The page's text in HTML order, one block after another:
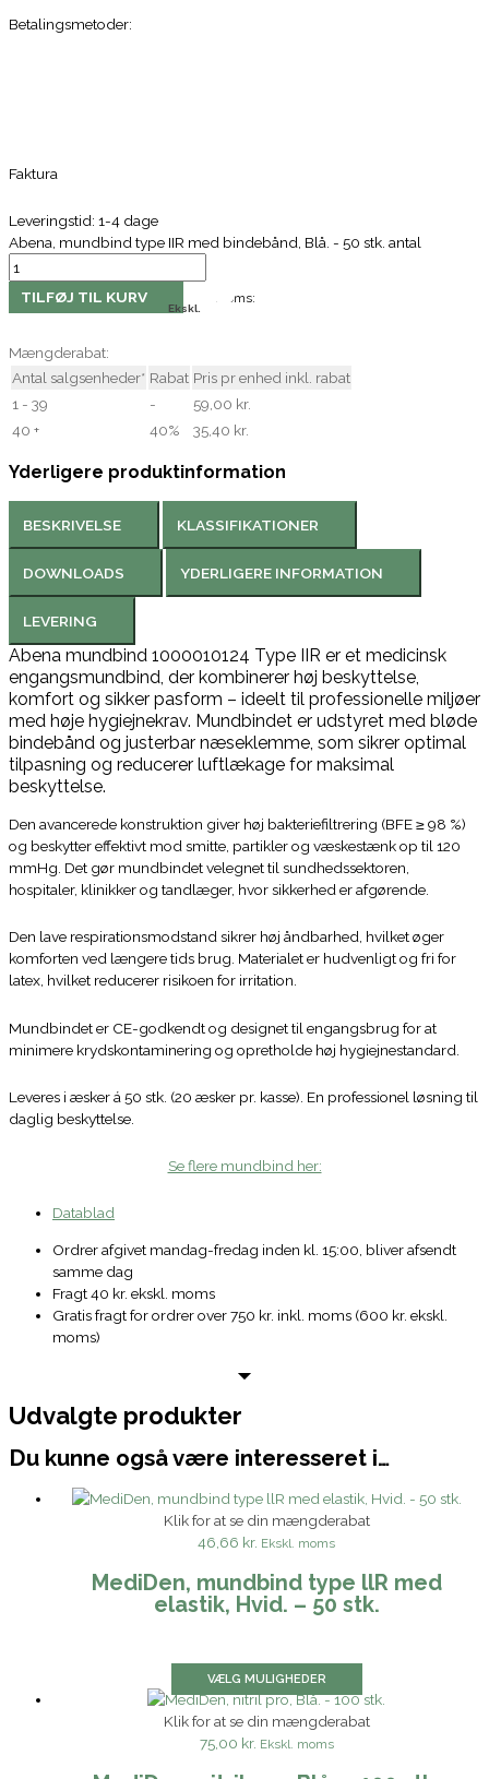
Betalingsmetoder:
Faktura
Leveringstid: 1-4 dage
Abena, mundbind type IIR med bindebånd, Blå. - 50 stk. antal
TILFØJ TIL KURV Moms:
Ekskl.
Mængderabat:
Antal salgsenheder* Rabat Pris pr enhed inkl. rabat
1 - 39
-
59,00 kr.
40 +
40% 35,40 kr.
Yderligere produktinformation
BESKRIVELSE KLASSIFIKATIONER
DOWNLOADS YDERLIGERE INFORMATION
LEVERING
Abena mundbind 1000010124 Type IIR er et medicinsk
engangsmundbind, der kombinerer høj beskyttelse,
komfort og sikker pasform – ideelt til professionelle miljøer
med høje hygiejnekrav. Mundbindet er udstyret med bløde
bindebånd og justerbar næseklemme, som sikrer optimal
tilpasning og reducerer luftlækage for maksimal
beskyttelse.
Den avancerede konstruktion giver høj bakteriefiltrering (BFE ≥ 98 %)
og beskytter effektivt mod smitte, partikler og væskestænk op til 120
mmHg. Det gør mundbindet velegnet til sundhedssektoren,
hospitaler, klinikker og tandlæger, hvor sikkerhed er afgørende.
Den lave respirationsmodstand sikrer høj åndbarhed, hvilket øger
komforten ved længere tids brug. Materialet er hudvenligt og fri for
latex, hvilket reducerer risikoen for irritation.
Mundbindet er CE-godkendt og designet til engangsbrug for at
minimere krydskontaminering og opretholde høj hygiejnestandard.
Leveres i æsker á 50 stk. (20 æsker pr. kasse). En professionel løsning til
daglig beskyttelse.
Se flere mundbind her:
Datablad
Ordrer afgivet mandag-fredag inden kl. 15:00, bliver afsendt
samme dag
Fragt 40 kr. ekskl. moms
Gratis fragt for ordrer over 750 kr. inkl. moms (600 kr. ekskl.
moms)
Udvalgte produkter
Du kunne også være interesseret i…
Klik for at se din mængderabat
46,66 kr. Ekskl. moms
MediDen, mundbind type llR med
elastik, Hvid. – 50 stk.
VÆLG MULIGHEDER
Klik for at se din mængderabat
75,00 kr. Ekskl. moms